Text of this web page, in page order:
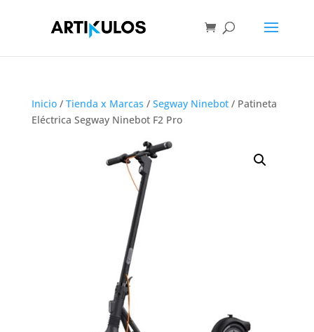
Inicio/ Tienda x Marcas / Segway Ninebot/ Patineta
Eléctrica Segway Ninebot F2 Pro